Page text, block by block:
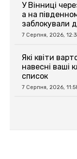
У Вінниці
а на
заблокували
7 Серпня, 2026,
Які квіти
навесні ваші
список
7 Серпня, 2026,